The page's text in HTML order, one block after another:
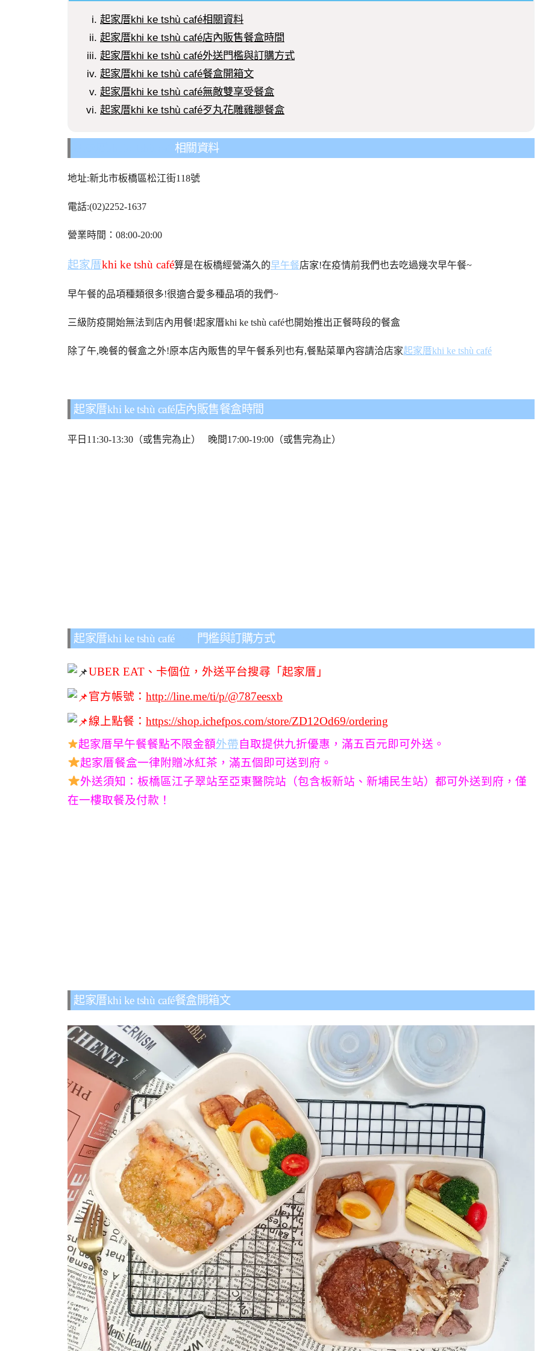
起家厝khi ke tshù café相關資料
起家厝khi ke tshù café店內販售餐盒時間
起家厝khi ke tshù café外送門檻與訂購方式
起家厝khi ke tshù café餐盒開箱文
起家厝khi ke tshù café無敵雙享受餐盒
起家厝khi ke tshù café歹丸花雕雞腿餐盒
相關資料
地址:新北市板橋區松江街118號
電話:(02)2252-1637
營業時間：08:00-20:00
起家厝khi ke tshù café算是在板橋經營滿久的早午餐店家!在疫情前我們也去吃過幾次早午餐~
早午餐的品項種類很多!很適合愛多種品項的我們~
三級防疫開始無法到店內用餐!起家厝khi ke tshù café也開始推出正餐時段的餐盒
除了午,晚餐的餐盒之外!原本店內販售的早午餐系列也有,餐點菜單內容請洽店家起家厝khi ke tshù café
起家厝khi ke tshù café店內販售餐盒時間
平日11:30-13:30（或售完為止） 晚間17:00-19:00（或售完為止）
起家厝khi ke tshù café外送 門檻與訂購方式
UBER EAT、卡個位，外送平台搜尋「起家厝」
官方帳號： http://line.me/ti/p/@787eesxb
線上點餐： https://shop.ichefpos.com/store/ZD12Od69/ordering
起家厝早午餐餐點不限金額外帶自取提供九折優惠，滿五百元即可外送。
起家厝餐盒一律附贈冰紅茶，滿五個即可送到府。
外送須知：板橋區江子翠站至亞東醫院站（包含板新站、新埔民生站）都可外送到府，僅
在一樓取餐及付款！
起家厝khi ke tshù café餐盒開箱文